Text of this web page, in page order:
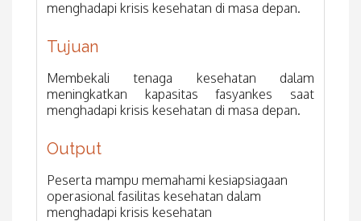
menghadapi krisis kesehatan di masa depan.
Tujuan
Membekali tenaga kesehatan dalam
meningkatkan kapasitas fasyankes saat
menghadapi krisis kesehatan di masa depan.
Output
Peserta mampu memahami kesiapsiagaan
operasional fasilitas kesehatan dalam
menghadapi krisis kesehatan